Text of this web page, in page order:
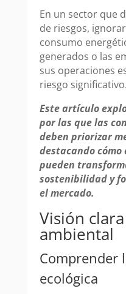
En un sector que
de riesgos,
consumo
generados o las
sus operaciones
riesgo significativo.
Este artículo
por las que las
deben priorizar
destacando
pueden
sostenibilidad y
el mercado.
Visión
ambiental
Comprender
ecológica